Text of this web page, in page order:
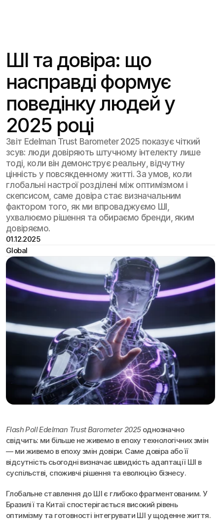
ШІ та довіра: що
насправді формує
поведінку людей у
2025 році
Звіт Edelman Trust Barometer 2025 показує чіткий
зсув: люди довіряють штучному інтелекту лише
тоді, коли він демонструє реальну, відчутну
цінність у повсякденному житті. За умов, коли
глобальні настрої розділені між оптимізмом і
скепсисом, саме довіра стає визначальним
фактором того, як ми впроваджуємо ШІ,
ухвалюємо рішення та обираємо бренди, яким
довіряємо.
01.12.2025
Global
Flash Poll Edelman Trust Barometer 2025 однозначно
свідчить: ми більше не живемо в епоху технологічних змін
— ми живемо в епоху змін довіри. Саме довіра або її
відсутність сьогодні визначає швидкість адаптації ШІ в
суспільстві, споживчі рішення та еволюцію бізнесу.
Глобальне ставлення до ШІ є глибоко фрагментованим. У
Бразилії та Китаї спостерігається високий рівень
оптимізму та готовності інтегрувати ШІ у щоденне життя.